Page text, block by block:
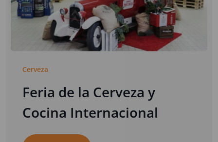
Cerveza
Feria de la Cerveza y
Cocina Internacional